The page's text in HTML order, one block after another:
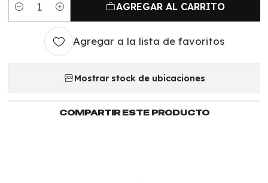
Cantidad
AGREGAR AL CARRITO
Agregar a la lista de favoritos
Mostrar stock de ubicaciones
COMPARTIR ESTE PRODUCTO